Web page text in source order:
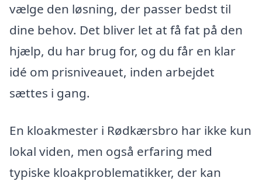
vælge den løsning, der passer bedst til
dine behov. Det bliver let at få fat på den
hjælp, du har brug for, og du får en klar
idé om prisniveauet, inden arbejdet
sættes i gang.
En kloakmester i Rødkærsbro har ikke kun
lokal viden, men også erfaring med
typiske kloakproblematikker, der kan